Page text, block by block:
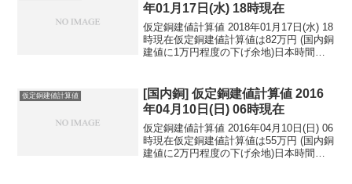
年01月17日(水) 18時現在
仮定銅建値計算値 2018年01月17日(水) 18
時現在仮定銅建値計算値は82万円 (国内銅
建値に1万円程度の下げ余地)日本時間
民元：1...
仮定銅建値計算値
[国内銅] 仮定銅建値計算値 2016
年04月10日(日) 06時現在
仮定銅建値計算値 2016年04月10日(日) 06
時現在仮定銅建値計算値は55万円 (国内銅
建値に2万円程度の下げ余地)日本時間